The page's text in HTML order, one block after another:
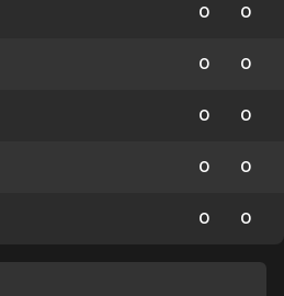
0 0
0 0
0 0
0 0
0 0